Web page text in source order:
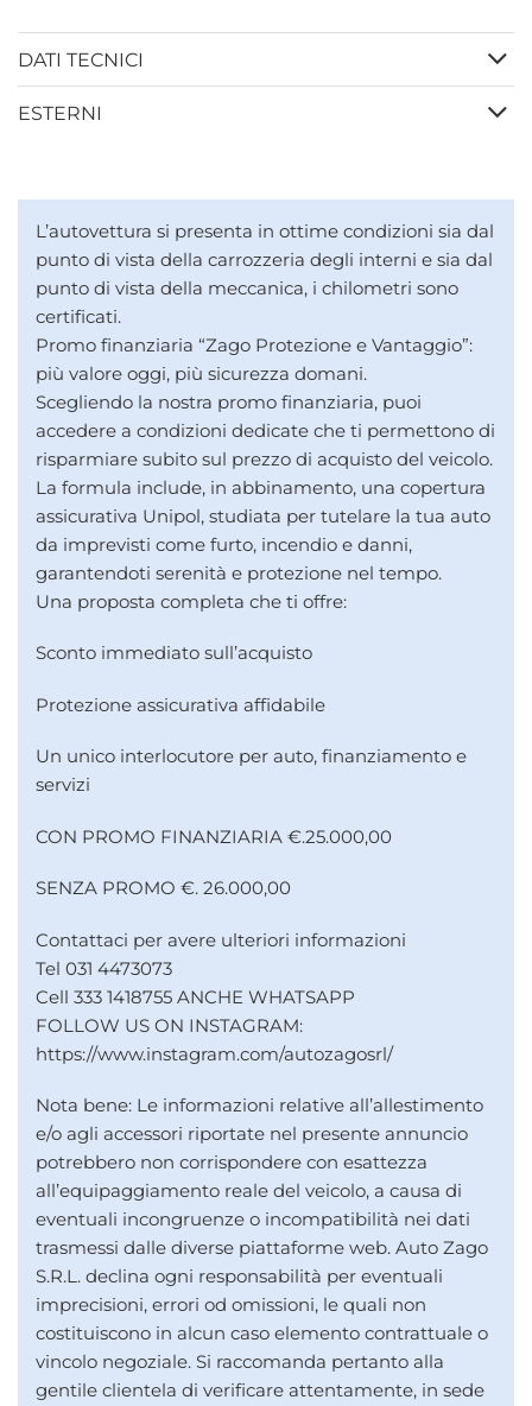
DATI TECNICI
ESTERNI
L’autovettura si presenta in ottime condizioni sia dal
punto di vista della carrozzeria degli interni e sia dal
punto di vista della meccanica, i chilometri sono
certificati.
Promo finanziaria “Zago Protezione e Vantaggio”:
più valore oggi, più sicurezza domani.
Scegliendo la nostra promo finanziaria, puoi
accedere a condizioni dedicate che ti permettono di
risparmiare subito sul prezzo di acquisto del veicolo.
La formula include, in abbinamento, una copertura
assicurativa Unipol, studiata per tutelare la tua auto
da imprevisti come furto, incendio e danni,
garantendoti serenità e protezione nel tempo.
Una proposta completa che ti offre:
Sconto immediato sull’acquisto
Protezione assicurativa affidabile
Un unico interlocutore per auto, finanziamento e
servizi
CON PROMO FINANZIARIA €.25.000,00
SENZA PROMO €. 26.000,00
Contattaci per avere ulteriori informazioni
Tel 031 4473073
Cell 333 1418755 ANCHE WHATSAPP
FOLLOW US ON INSTAGRAM:
https://www.instagram.com/autozagosrl/
Nota bene: Le informazioni relative all’allestimento
e/o agli accessori riportate nel presente annuncio
potrebbero non corrispondere con esattezza
all’equipaggiamento reale del veicolo, a causa di
eventuali incongruenze o incompatibilità nei dati
trasmessi dalle diverse piattaforme web. Auto Zago
S.R.L. declina ogni responsabilità per eventuali
imprecisioni, errori od omissioni, le quali non
costituiscono in alcun caso elemento contrattuale o
vincolo negoziale. Si raccomanda pertanto alla
gentile clientela di verificare attentamente, in sede